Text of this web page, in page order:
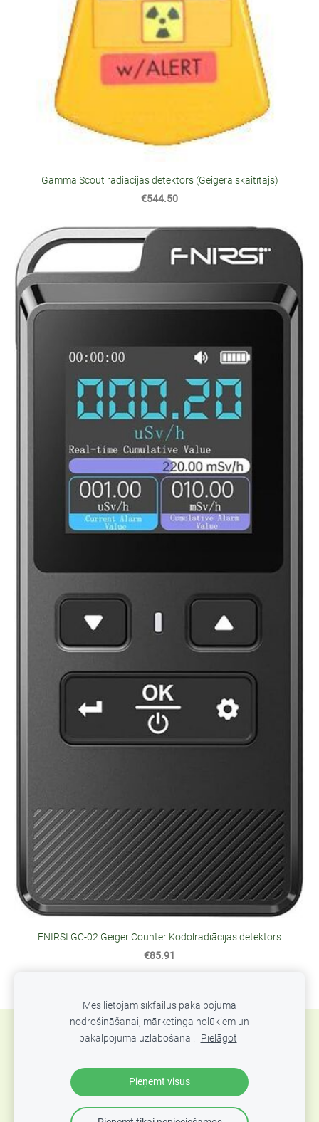
Gamma Scout radiācijas detektors (Geigera skaitītājs)
€544.50
FNIRSI GC-02 Geiger Counter Kodolradiācijas detektors
€85.91
Sīkdatnes
SIA Abero, Mūkusalas 33, Rīga, Latvija. Tel.: +371
67801078, epasts:info@abero.lv
Mēs lietojam sīkfailus pakalpojuma
nodrošināšanai, mārketinga nolūkiem un
pakalpojuma uzlabošanai. Pielāgot
Pieņemt visus